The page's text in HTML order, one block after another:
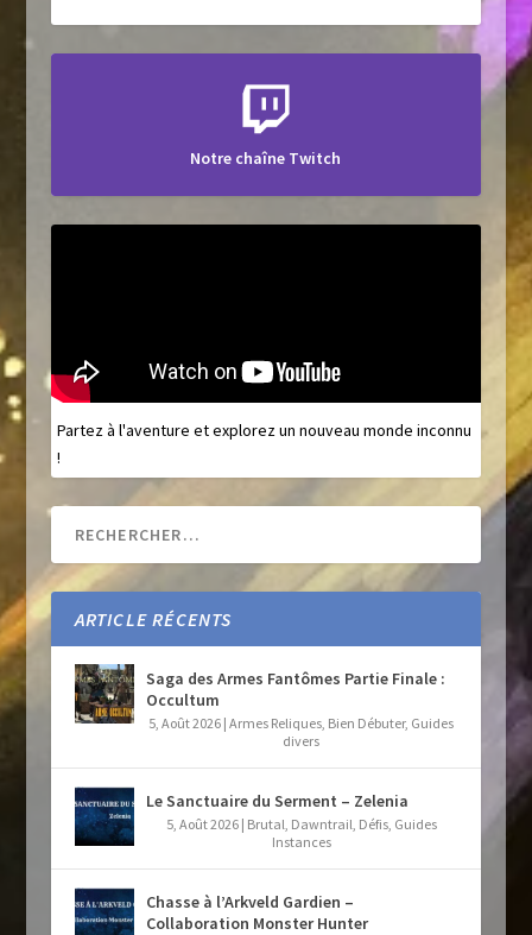
Notre chaîne Twitch
Partez à l'aventure et explorez un nouveau monde inconnu
!
ARTICLE RÉCENTS
Saga des Armes Fantômes Partie Finale :
Occultum
5, Août 2026 |Armes Reliques Bien Débuter, Guides
divers
Le Sanctuaire du Serment – Zelenia
5, Août 2026| Brutal Dawntrail Défis, Guides
Instances
Chasse à l’Arkveld Gardien –
Collaboration Monster Hunter